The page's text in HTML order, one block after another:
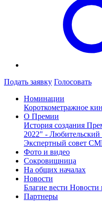
Подать заявку Голосовать
Номинации
Короткометражное
О Премии
История создания
2022" - Любительский
Экспертный совет
Фото и видео
Сокровищница
На общих началах
Новости
Благие вести Новости
Партнеры